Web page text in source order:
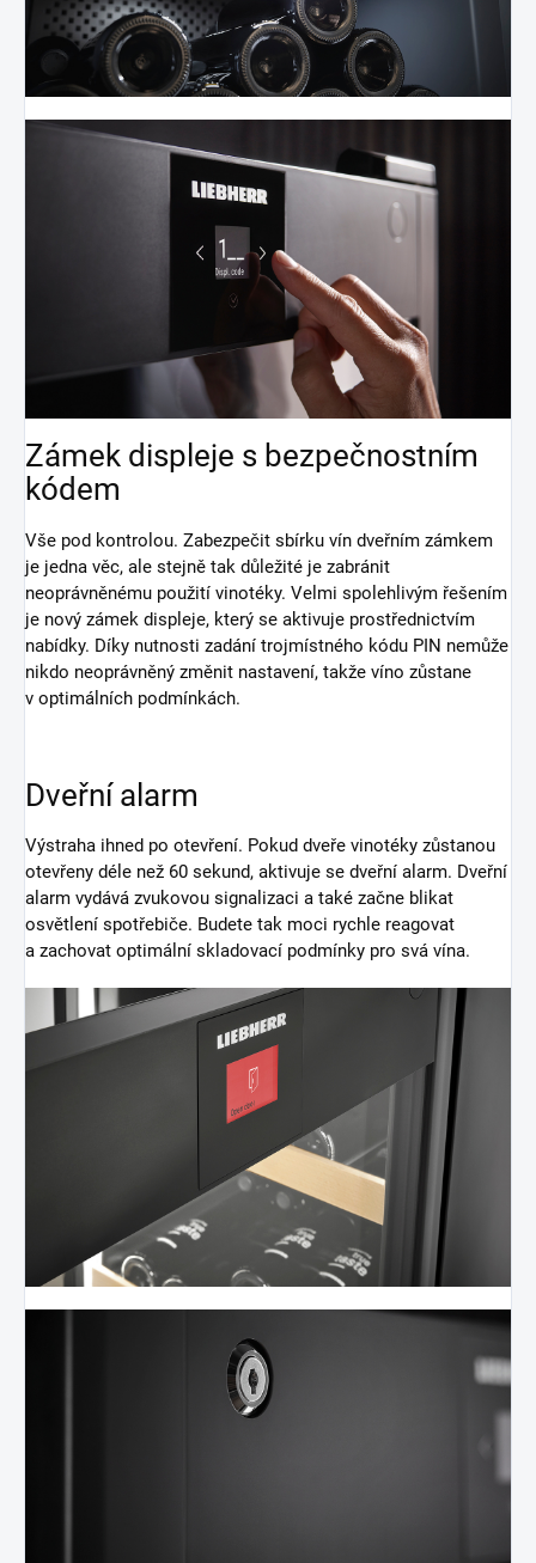
Zámek displeje s bezpečnostním
kódem
Vše pod kontrolou. Zabezpečit sbírku vín dveřním zámkem
je jedna věc, ale stejně tak důležité je zabránit
neoprávněnému použití vinotéky. Velmi spolehlivým řešením
je nový zámek displeje, který se aktivuje prostřednictvím
nabídky. Díky nutnosti zadání trojmístného kódu PIN nemůže
nikdo neoprávněný změnit nastavení, takže víno zůstane
v optimálních podmínkách.
Dveřní alarm
Výstraha ihned po otevření. Pokud dveře vinotéky zůstanou
otevřeny déle než 60 sekund, aktivuje se dveřní alarm. Dveřní
alarm vydává zvukovou signalizaci a také začne blikat
osvětlení spotřebiče. Budete tak moci rychle reagovat
a zachovat optimální skladovací podmínky pro svá vína.